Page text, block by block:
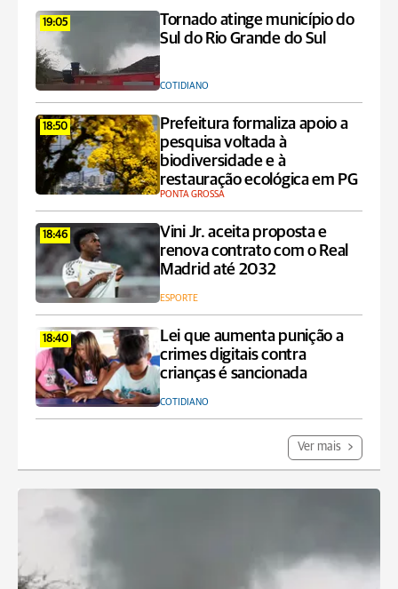
19:05
Tornado atinge município do
Sul do Rio Grande do Sul
COTIDIANO
18:50
Prefeitura formaliza apoio a
pesquisa voltada à
biodiversidade e à
restauração ecológica em PG
PONTA GROSSA
18:46
Vini Jr. aceita proposta e
renova contrato com o Real
Madrid até 2032
ESPORTE
18:40
Lei que aumenta punição a
crimes digitais contra
crianças é sancionada
COTIDIANO
Ver mais